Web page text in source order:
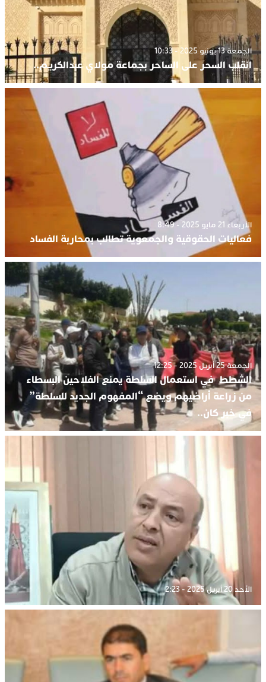
الجمعة 13 يونيو 2025 - 10:33
انقلب السحر على الساحر بجماعة مولاي عبدالكريم..
الأربعاء 21 مايو 2025 - 8:49
فعاليات الحقوقية والجمعوية تطالب بمحاربة الفساد
الجمعة 25 أبريل 2025 - 12:25
الشطط في استعمال السلطة يمنع الفلاحين البسطاء
من زراعة أراضيهم ويضع “المفهوم الجديد للسلطة”
في خبر كان..
الأحد 20 أبريل 2025 - 2:23